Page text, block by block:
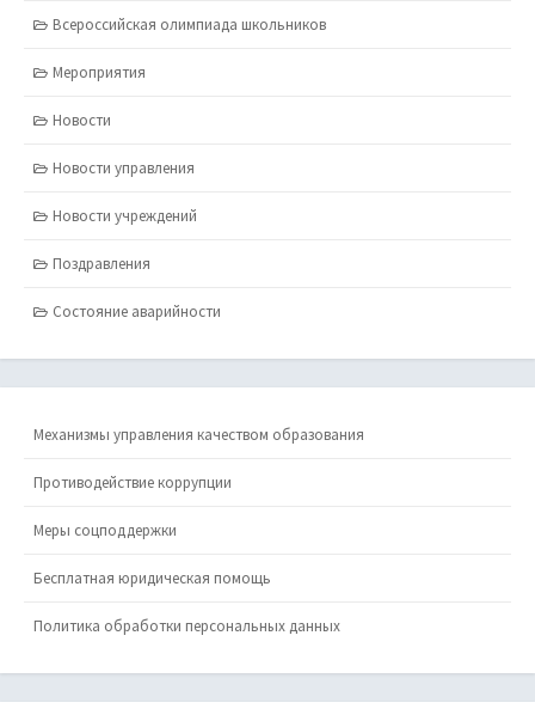
Всероссийская олимпиада школьников
Мероприятия
Новости
Новости управления
Новости учреждений
Поздравления
Состояние аварийности
Механизмы управления качеством образования
Противодействие коррупции
Меры соцподдержки
Бесплатная юридическая помощь
Политика обработки персональных данных